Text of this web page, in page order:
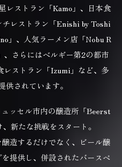
レストラン「Kamo」、日本食
レストラン「Enishi by Toshi
」、 人気ラーメン店「Nobu R
さらにはベルギー第2の都市
ストラン「Izumi」など、 多
供されています。
ッセル市内の醸造所「Beerst
新たな挑戦をスタート。
造するだけでなく、ビール醸
提供し、 併設されたバースペ